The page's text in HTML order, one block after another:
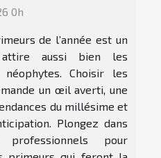
0h
de l’année est un
aussi bien les
Choisir les
un œil averti, une
du millésime et
Plongez dans
pour